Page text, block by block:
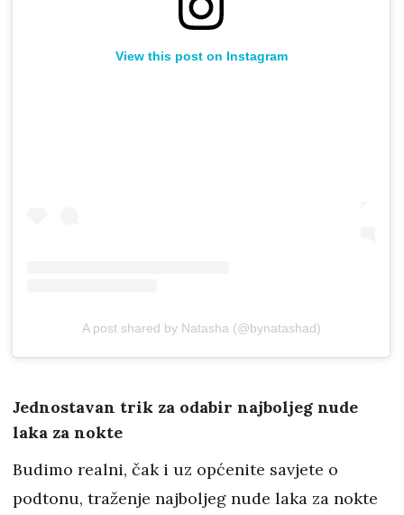
View this post on Instagram
A post shared by Natasha (@bynatashad)
Jednostavan trik za odabir najboljeg nude
laka za nokte
Budimo realni, čak i uz općenite savjete o
podtonu, traženje najboljeg nude laka za nokte